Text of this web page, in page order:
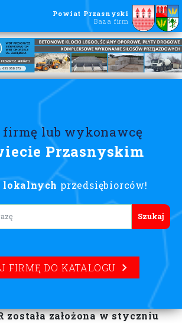
Powiat Przasnyski
Baza firm
firmę lub wykonawcę
Przasnyskim
lokalnych przedsiębiorców!
FIRMĘ DO KATALOGU
została założona w styczniu